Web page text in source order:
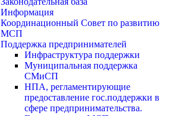
Информация
Координационный Совет по развитию
МСП
Поддержка предпринимателей
Инфраструктура поддержки
Муниципальная поддержка
СМиСП
НПА, регламентирующие
предоставление гос.поддержки в
сфере предпринимательства.